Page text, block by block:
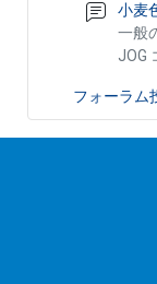
小麦
一般
JOG
フォーラム